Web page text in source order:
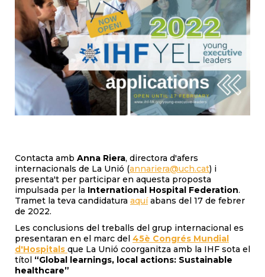
Contacta amb Anna Riera, directora d'afers
internacionals de La Unió (annariera@uch.cat) i
presenta't per participar en aquesta proposta
impulsada per la International Hospital Federation.
Tramet la teva candidatura aquíabans del 17 de febrer
de 2022.
Les conclusions del treballs del grup internacional es
presentaran en el marc del 45è Congrés Mundial
d'Hospitals que La Unió coorganitza amb la IHF sota el
títol “Global learnings, local actions: Sustainable
healthcare”